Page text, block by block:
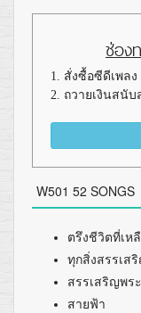
ช่อง
1. สั่งซื้อซีดีเพล
2. ถวายเงินสนั
W501 52 SONGS
ตรึงชีวิตที่เห
ทุกสิ่งสรรเส
สรรเสริญพร
สายฟ้า